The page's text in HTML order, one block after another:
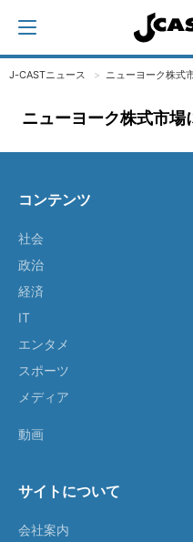
J-CASTニュース ニューヨーク株式
ニューヨーク株式市場
コンテンツ
社会
政治
経済
IT
エンタメ
スポーツ
メディア
動画
サイトについて
会社案内